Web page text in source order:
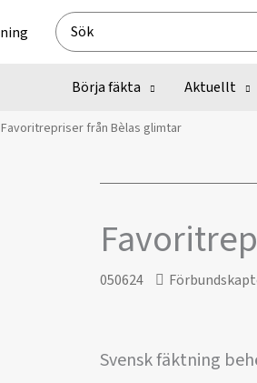
Search
for:
Börja fäkta Aktuellt
Favoritrepriser från Bèlas glimtar
050624
Svensk fäktning